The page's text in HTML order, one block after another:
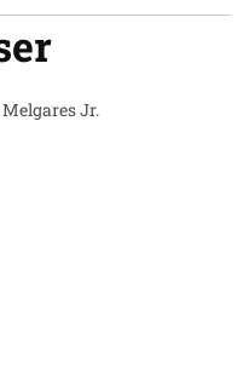
Jr.